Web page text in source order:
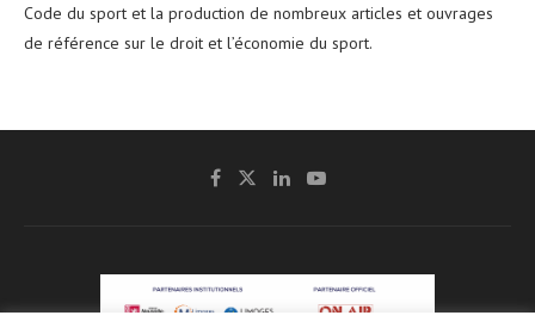
Code du sport et la production de nombreux articles et ouvrages
de référence sur le droit et l’économie du sport.